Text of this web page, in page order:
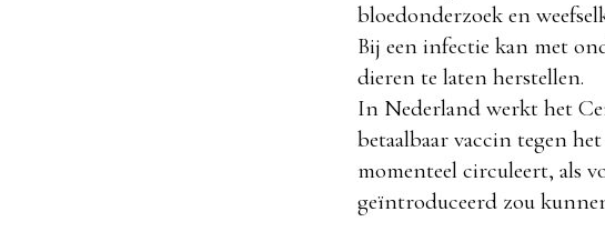
bloedonderzoek en
Bij een infectie kan met
dieren te laten herstellen.
In Nederland werkt het
betaalbaar vaccin tegen
momenteel circuleert, als
geïntroduceerd zou